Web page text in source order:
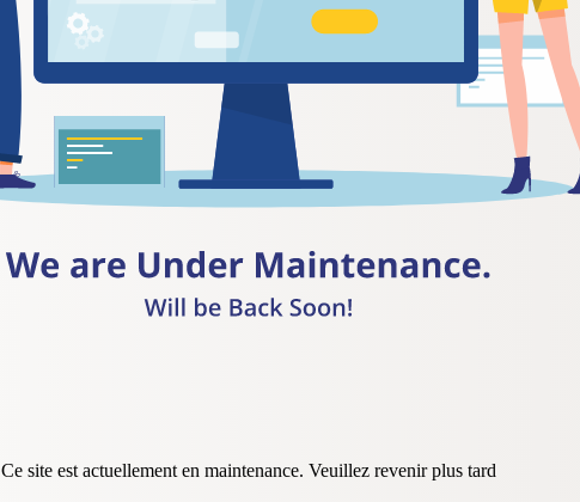
Ce site est actuellement en maintenance. Veuillez revenir plus tard